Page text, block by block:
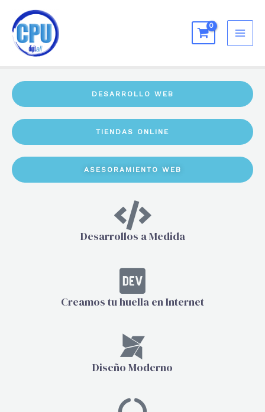
DESARROLLO WEB
TIENDAS ONLINE
ASESORAMIENTO WEB
Desarrollos a Medida
Creamos tu huella en Internet
Diseño Moderno